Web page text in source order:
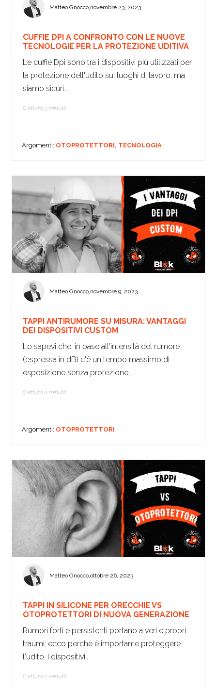
Matteo Gnocco novembre 23, 2023
CUFFIE DPI A CONFRONTO CON LE NUOVE
TECNOLOGIE PER LA PROTEZIONE UDITIVA
Le cuffie Dpi sono tra i dispositivi più utilizzati per
la protezione dell'udito sui luoghi di lavoro, ma
siamo sicuri...
(Lettura 3 minuti)
Argomenti: OTOPROTETTORI, TECNOLOGIA
Matteo Gnocco novembre 9, 2023
TAPPI ANTIRUMORE SU MISURA: VANTAGGI
DEI DISPOSITIVI CUSTOM
Lo sapevi che, in base all'intensità del rumore
(espressa in dB) c'è un tempo massimo di
esposizione senza protezione,...
(Lettura 2 minuti)
Argomenti: OTOPROTETTORI
Matteo Gnocco ottobre 26, 2023
TAPPI IN SILICONE PER ORECCHIE VS
OTOPROTETTORI DI NUOVA GENERAZIONE
Rumori forti e persistenti portano a veri e propri
traumi: ecco perché è importante proteggere
l'udito. I dispositivi...
(Lettura 2 minuti)